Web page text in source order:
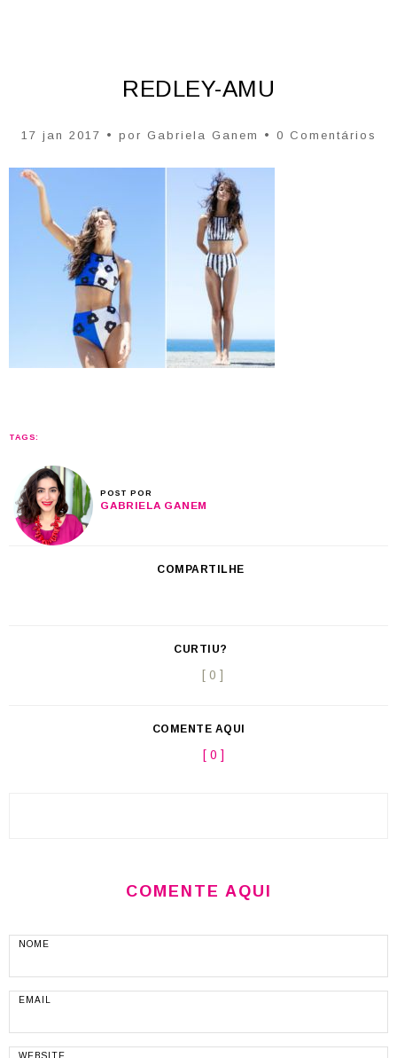
REDLEY-AMU
17 jan 2017 • por Gabriela Ganem • 0 Comentários
TAGS:
POST POR
GABRIELA GANEM
COMPARTILHE
CURTIU?
[ 0 ]
COMENTE AQUI
[ 0 ]
COMENTE AQUI